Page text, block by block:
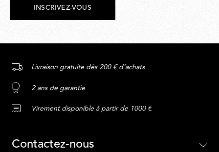
INSCRIVEZ-VOUS
Livraison gratuite dès 200 € d’achats
2 ans de garantie
Virement disponible à partir de 1000 €
Contactez-nous